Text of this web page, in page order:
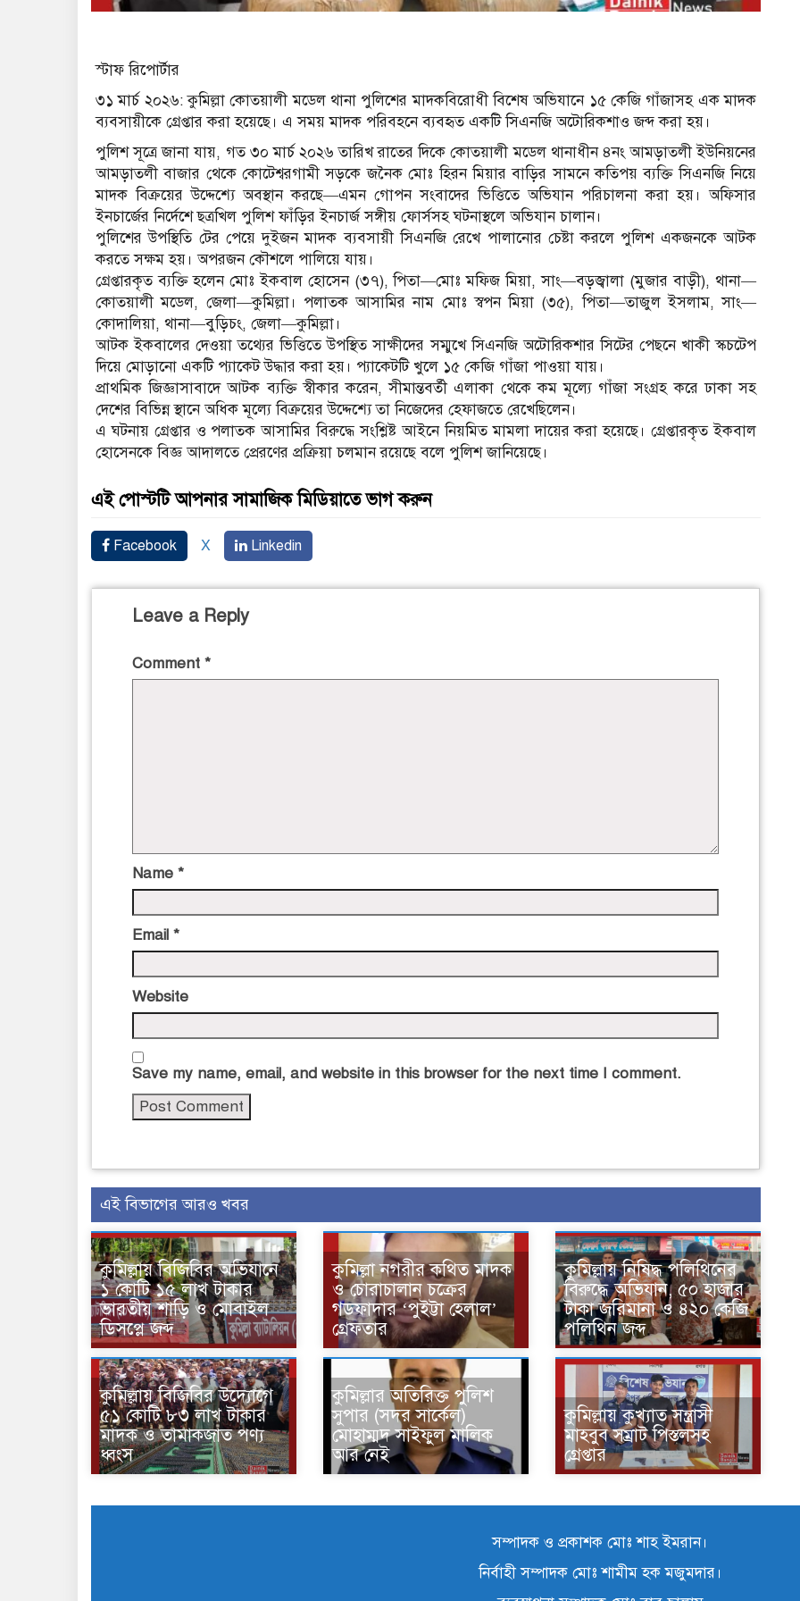
স্টাফ রিপোর্টার
৩১ মার্চ ২০২৬: কুমিল্লা কোতয়ালী মডেল থানা পুলিশের মাদকবিরোধী বিশেষ অভিযানে ১৫ কেজি গাঁজাসহ এক মাদক
ব্যবসায়ীকে গ্রেপ্তার করা হয়েছে। এ সময় মাদক পরিবহনে ব্যবহৃত একটি সিএনজি অটোরিকশাও জব্দ করা হয়।
পুলিশ সূত্রে জানা যায়, গত ৩০ মার্চ ২০২৬ তারিখ রাতের দিকে কোতয়ালী মডেল থানাধীন ৪নং আমড়াতলী ইউনিয়নের
আমড়াতলী বাজার থেকে কোটেশ্বরগামী সড়কে জনৈক মোঃ হিরন মিয়ার বাড়ির সামনে কতিপয় ব্যক্তি সিএনজি নিয়ে
মাদক বিক্রয়ের উদ্দেশ্যে অবস্থান করছে—এমন গোপন সংবাদের ভিত্তিতে অভিযান পরিচালনা করা হয়। অফিসার
ইনচার্জের নির্দেশে ছত্রখিল পুলিশ ফাঁড়ির ইনচার্জ সঙ্গীয় ফোর্সসহ ঘটনাস্থলে অভিযান চালান।
পুলিশের উপস্থিতি টের পেয়ে দুইজন মাদক ব্যবসায়ী সিএনজি রেখে পালানোর চেষ্টা করলে পুলিশ একজনকে আটক
করতে সক্ষম হয়। অপরজন কৌশলে পালিয়ে যায়।
গ্রেপ্তারকৃত ব্যক্তি হলেন মোঃ ইকবাল হোসেন (৩৭), পিতা—মোঃ মফিজ মিয়া, সাং—বড়জ্বালা (মুজার বাড়ী), থানা—
কোতয়ালী মডেল, জেলা—কুমিল্লা। পলাতক আসামির নাম মোঃ স্বপন মিয়া (৩৫), পিতা—তাজুল ইসলাম, সাং—
কোদালিয়া, থানা—বুড়িচং, জেলা—কুমিল্লা।
আটক ইকবালের দেওয়া তথ্যের ভিত্তিতে উপস্থিত সাক্ষীদের সম্মুখে সিএনজি অটোরিকশার সিটের পেছনে খাকী স্কচটেপ
দিয়ে মোড়ানো একটি প্যাকেট উদ্ধার করা হয়। প্যাকেটটি খুলে ১৫ কেজি গাঁজা পাওয়া যায়।
প্রাথমিক জিজ্ঞাসাবাদে আটক ব্যক্তি স্বীকার করেন, সীমান্তবর্তী এলাকা থেকে কম মূল্যে গাঁজা সংগ্রহ করে ঢাকা সহ
দেশের বিভিন্ন স্থানে অধিক মূল্যে বিক্রয়ের উদ্দেশ্যে তা নিজেদের হেফাজতে রেখেছিলেন।
এ ঘটনায় গ্রেপ্তার ও পলাতক আসামির বিরুদ্ধে সংশ্লিষ্ট আইনে নিয়মিত মামলা দায়ের করা হয়েছে। গ্রেপ্তারকৃত ইকবাল
হোসেনকে বিজ্ঞ আদালতে প্রেরণের প্রক্রিয়া চলমান রয়েছে বলে পুলিশ জানিয়েছে।
এই পোস্টটি আপনার সামাজিক মিডিয়াতে ভাগ করুন
Facebook X Linkedin
Leave a Reply
Comment *
Name *
Email *
Website
Save my name, email, and website in this browser for the next time I comment.
এই বিভাগের আরও খবর
কুমিল্লায় বিজিবির অভিযানে
১ কোটি ১৫ লাখ টাকার
ভারতীয় শাড়ি ও মোবাইল
ডিসপ্লে জব্দ
কুমিল্লা নগরীর কথিত মাদক
ও চোরাচালান চক্রের
গডফাদার ‘পুইট্টা হেলাল’
গ্রেফতার
কুমিল্লায় নিষিদ্ধ পলিথিনের
বিরুদ্ধে অভিযান, ৫০ হাজার
টাকা জরিমানা ও ৪২০ কেজি
পলিথিন জব্দ
কুমিল্লায় বিজিবির উদ্যোগে
৫১ কোটি ৮৩ লাখ টাকার
মাদক ও তামাকজাত পণ্য
ধ্বংস
কুমিল্লার অতিরিক্ত পুলিশ
সুপার (সদর সার্কেল)
মোহাম্মদ সাইফুল মালিক
আর নেই
কুমিল্লায় কুখ্যাত সন্ত্রাসী
মাহবুব সম্রাট পিস্তলসহ
গ্রেপ্তার
সম্পাদক ও প্রকাশক মোঃ শাহ ইমরান।
নির্বাহী সম্পাদক মোঃ শামীম হক মজুমদার।